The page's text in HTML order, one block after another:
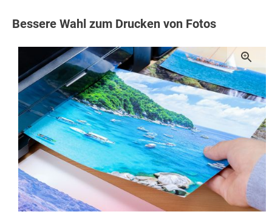
Bessere Wahl zum Drucken von Fotos